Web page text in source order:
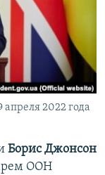
2022 года
Борис Джонсон
ООН